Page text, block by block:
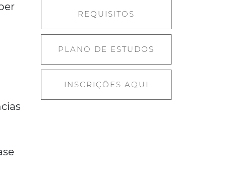
REQUISITOS
PLANO DE ESTUDOS
INSCRIÇÕES AQUI